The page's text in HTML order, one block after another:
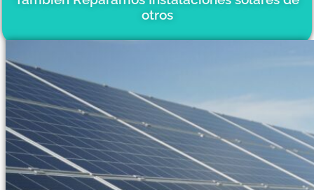
otros